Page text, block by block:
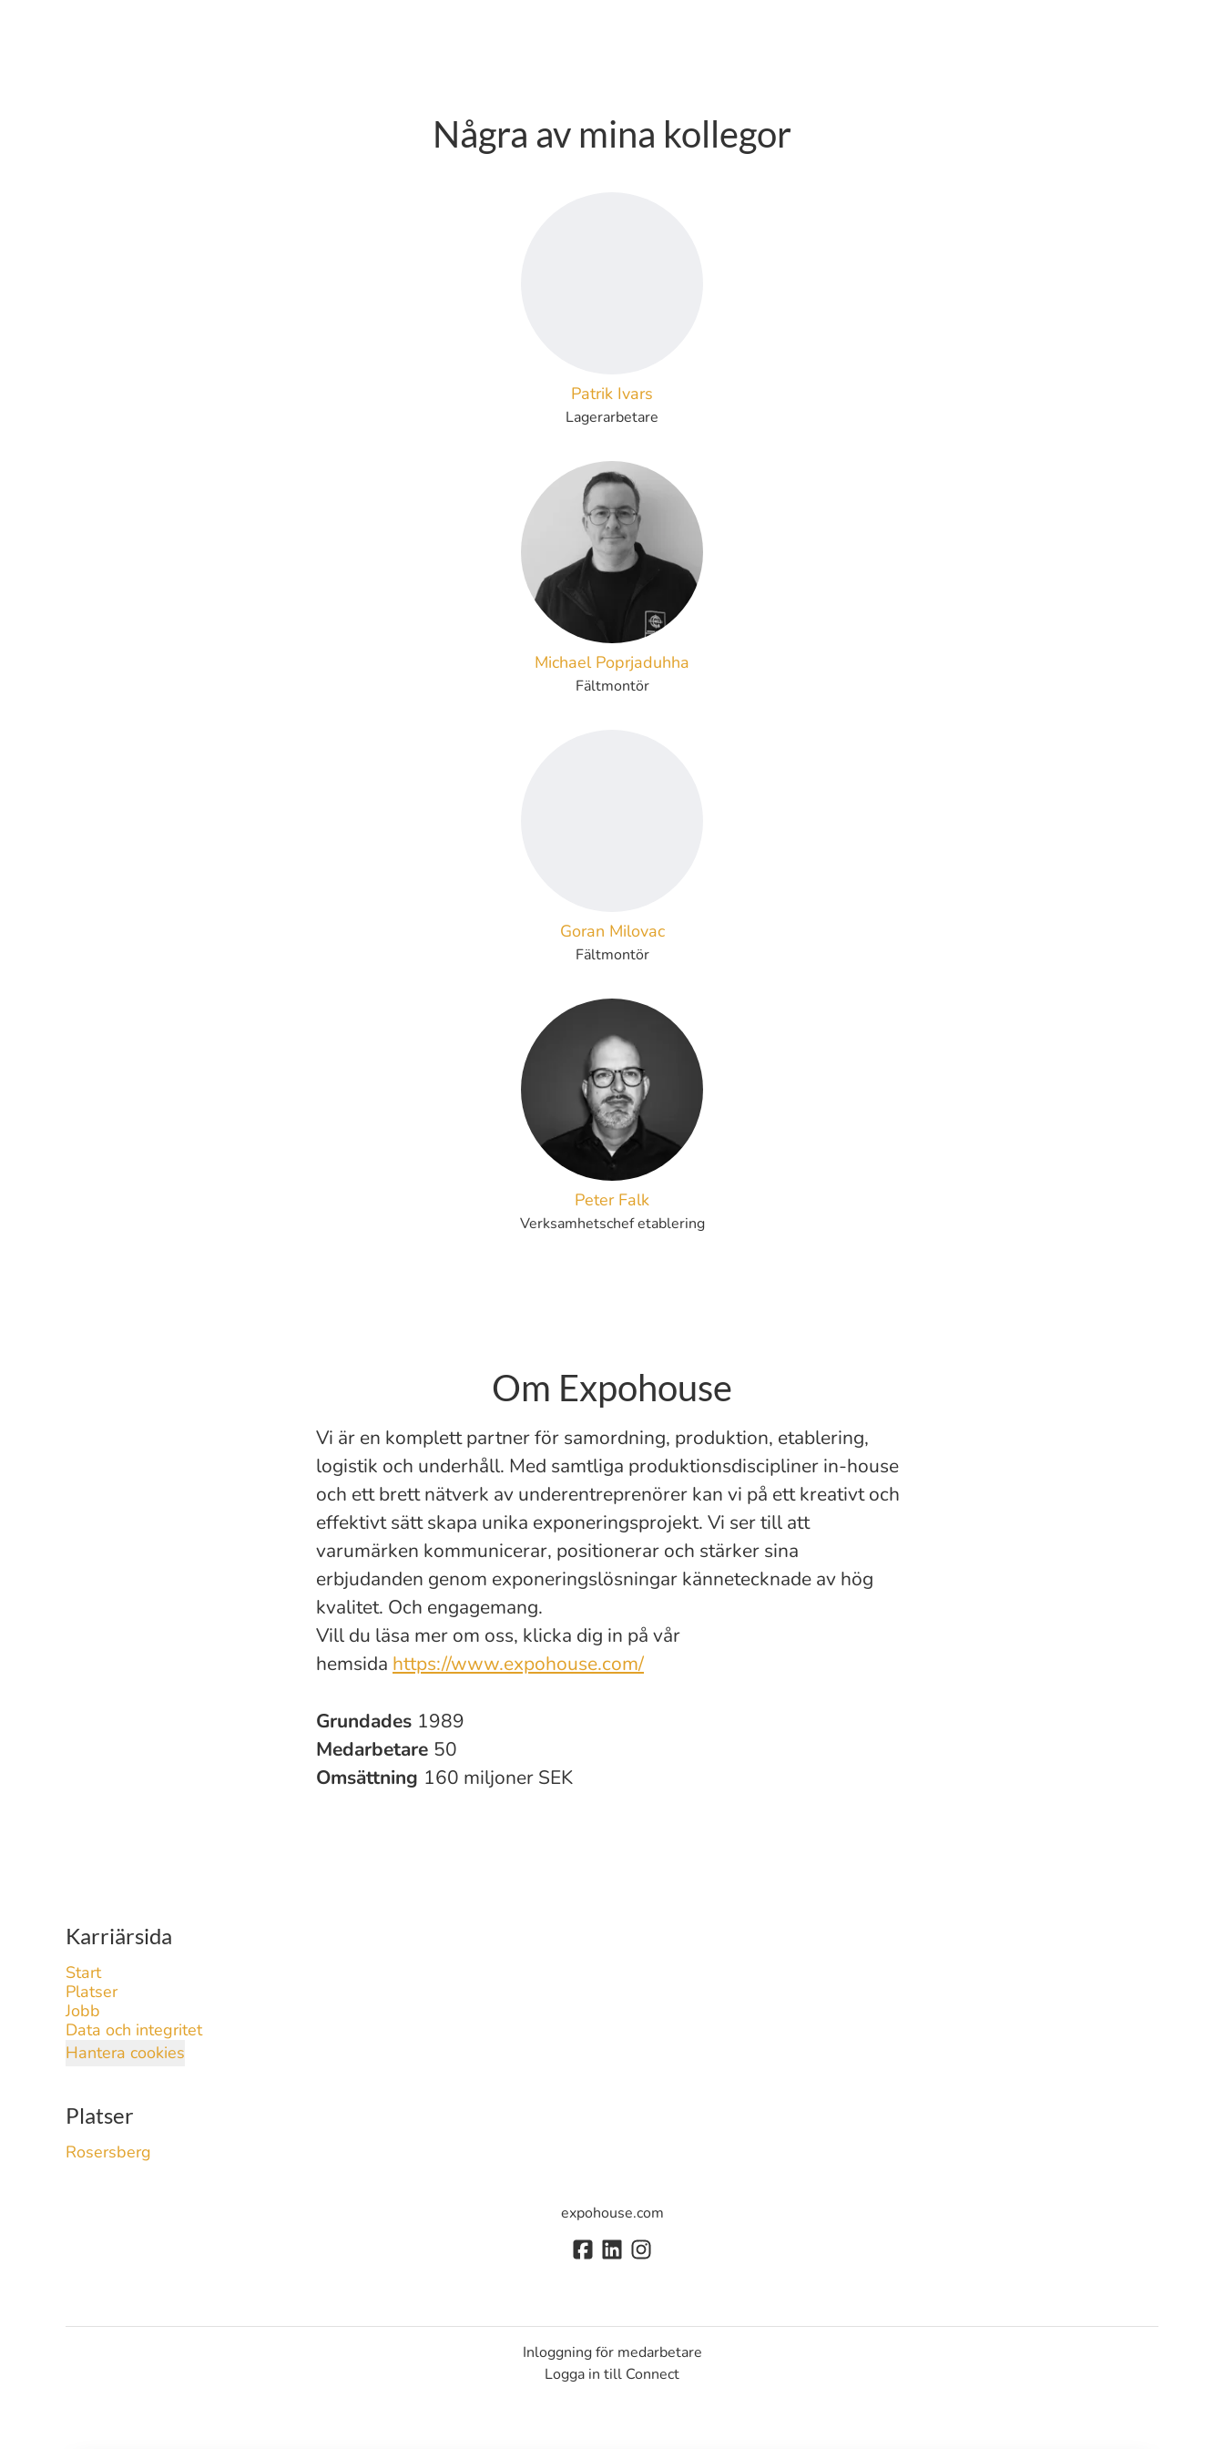
Några av mina kollegor
Patrik Ivars
Lagerarbetare
Michael Poprjaduhha
Fältmontör
Goran Milovac
Fältmontör
Peter Falk
Verksamhetschef etablering
Om Expohouse
Vi är en komplett partner för samordning, produktion, etablering,
logistik och underhåll. Med samtliga produktionsdiscipliner in-house
och ett brett nätverk av underentreprenörer kan vi på ett kreativt och
effektivt sätt skapa unika exponeringsprojekt. Vi ser till att
varumärken kommunicerar, positionerar och stärker sina
erbjudanden genom exponeringslösningar kännetecknade av hög
kvalitet. Och engagemang.
Vill du läsa mer om oss, klicka dig in på vår
hemsida https://www.expohouse.com/
Grundades 1989
Medarbetare 50
Omsättning 160 miljoner SEK
Karriärsida
Start
Platser
Jobb
Data och integritet
Hantera cookies
Platser
Rosersberg
expohouse.com
Inloggning för medarbetare
Logga in till Connect